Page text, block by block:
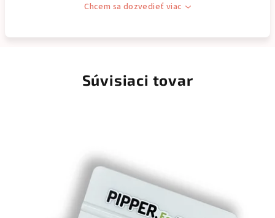
Chcem sa dozvedieť viac
Súvisiaci tovar